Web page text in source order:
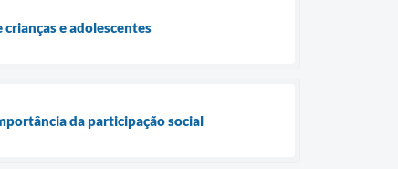
e adolescentes
da participação social